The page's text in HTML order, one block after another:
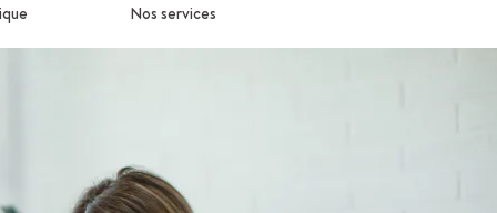
Nos services